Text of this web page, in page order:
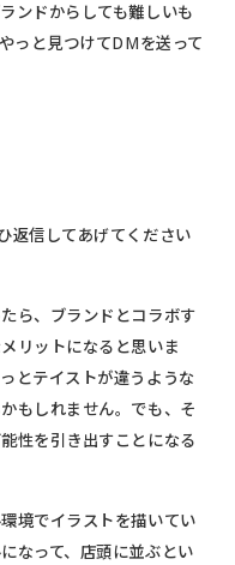
ンドからしても難しいも
っと見つけてDMを送って
返信してあげてください
ら、ブランドとコラボす
リットになると思いま
とテイストが違うような
もしれません。でも、そ
性を引き出すことになる
境でイラストを描いてい
なって、店頭に並ぶとい